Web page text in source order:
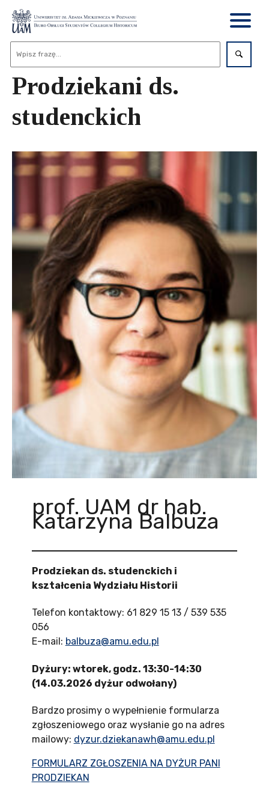
Prodziekani ds.
studenckich
prof. UAM dr hab.
Katarzyna Balbuza
Prodziekan ds. studenckich i
kształcenia Wydziału Historii
Telefon kontaktowy: 61 829 15 13 / 539 535
056
E-mail: balbuza@amu.edu.pl
Dyżury: wtorek, godz. 13:30-14:30
(14.03.2026 dyżur odwołany)
Bardzo prosimy o wypełnienie formularza
zgłoszeniowego oraz wysłanie go na adres
mailowy: dyzur.dziekanawh@amu.edu.pl
FORMULARZ ZGŁOSZENIA NA DYŻUR PANI
PRODZIEKAN